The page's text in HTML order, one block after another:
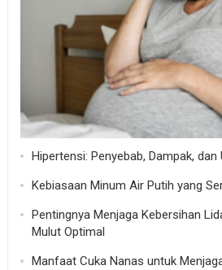
Hipertensi: Penyebab, Dampak, dan
Kebiasaan Minum Air Putih yang
Pentingnya Menjaga Kebersihan
Mulut Optimal
Manfaat Cuka Nanas untuk